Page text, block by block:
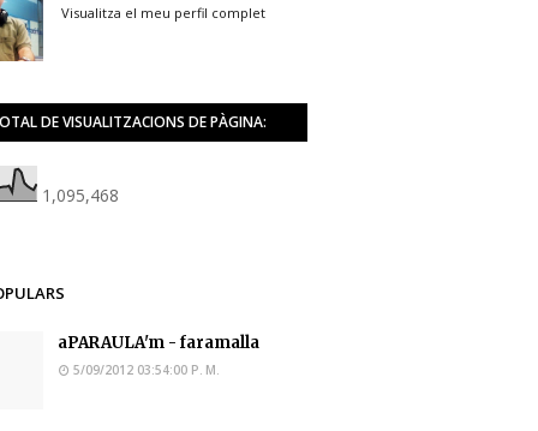
Visualitza el meu perfil complet
DE VISUALITZACIONS DE PÀGINA:
1,095,468
aPARAULA'm - faramalla
5/09/2012 03:54:00 P. M.